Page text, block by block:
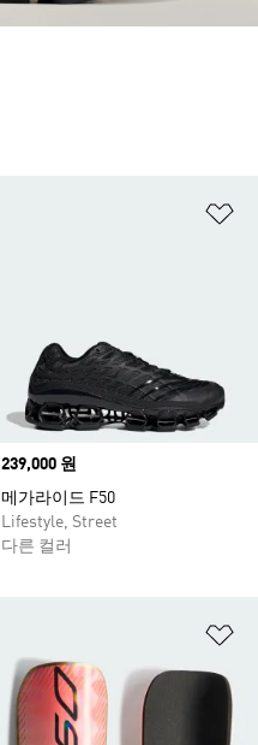
Price
239,000 원
메가라이드 F50
Lifestyle, Street
다른 컬러